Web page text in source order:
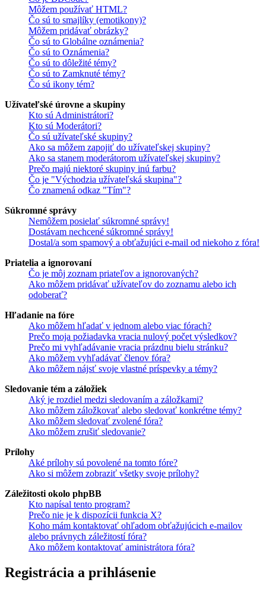
Môžem používať HTML?
Čo sú to smajlíky (emotikony)?
Môžem pridávať obrázky?
Čo sú to Globálne oznámenia?
Čo sú to Oznámenia?
Čo sú to dôležité témy?
Čo sú to Zamknuté témy?
Čo sú ikony tém?
Užívateľské úrovne a skupiny
Kto sú Administrátori?
Kto sú Moderátori?
Čo sú užívateľské skupiny?
Ako sa môžem zapojiť do užívateľskej skupiny?
Ako sa stanem moderátorom užívateľskej skupiny?
Prečo majú niektoré skupiny inú farbu?
Čo je "Východzia užívateľská skupina"?
Čo znamená odkaz "Tím"?
Súkromné správy
Nemôžem posielať súkromné správy!
Dostávam nechcené súkromné správy!
Dostal/a som spamový a obťažujúci e-mail od niekoho z fóra!
Priatelia a ignorovaní
Čo je môj zoznam priateľov a ignorovaných?
Ako môžem pridávať užívateľov do zoznamu alebo ich
odoberať?
Hľadanie na fóre
Ako môžem hľadať v jednom alebo viac fórach?
Prečo moja požiadavka vracia nulový počet výsledkov?
Prečo mi vyhľadávanie vracia prázdnu bielu stránku?
Ako môžem vyhľadávať členov fóra?
Ako môžem nájsť svoje vlastné príspevky a témy?
Sledovanie tém a záložiek
Aký je rozdiel medzi sledovaním a záložkami?
Ako môžem záložkovať alebo sledovať konkrétne témy?
Ako môžem sledovať zvolené fóra?
Ako môžem zrušiť sledovanie?
Prílohy
Aké prílohy sú povolené na tomto fóre?
Ako si môžem zobraziť všetky svoje prílohy?
Záležitosti okolo phpBB
Kto napísal tento program?
Prečo nie je k dispozícii funkcia X?
Koho mám kontaktovať ohľadom obťažujúcich e-mailov
alebo právnych záležitostí fóra?
Ako môžem kontaktovať aministrátora fóra?
Registrácia a prihlásenie